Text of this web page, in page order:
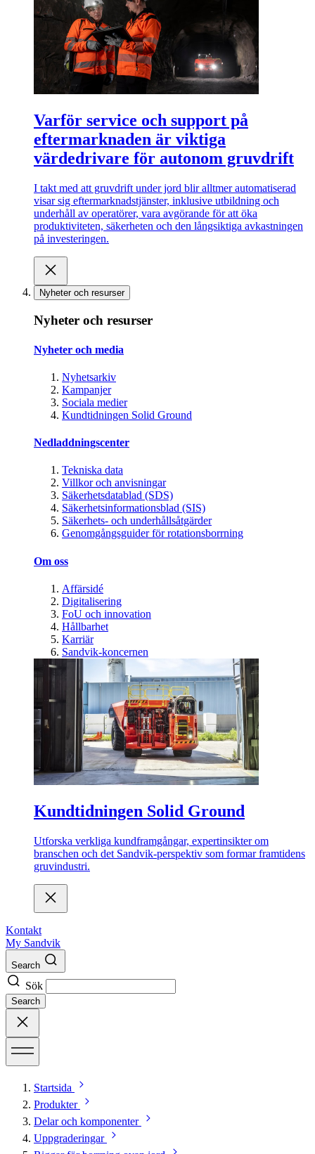
Varför service och support på
eftermarknaden är viktiga
värdedrivare för autonom gruvdrift
I takt med att gruvdrift under jord blir alltmer automatiserad
visar sig eftermarknadstjänster, inklusive utbildning och
underhåll av operatörer, vara avgörande för att öka
produktiviteten, säkerheten och den långsiktiga avkastningen
på investeringen.
Nyheter och resurser
Nyheter och resurser
Nyheter och media
Nyhetsarkiv
Kampanjer
Sociala medier
Kundtidningen Solid Ground
Nedladdningscenter
Tekniska data
Villkor och anvisningar
Säkerhetsdatablad (SDS)
Säkerhetsinformationsblad (SIS)
Säkerhets- och underhållsåtgärder
Genomgångsguider för rotationsborrning
Om oss
Affärsidé
Digitalisering
FoU och innovation
Hållbarhet
Karriär
Sandvik-koncernen
Kundtidningen Solid Ground
Utforska verkliga kundframgångar, expertinsikter om
branschen och det Sandvik-perspektiv som formar framtidens
gruvindustri.
Kontakt
My Sandvik
Search
Sök
Search
Startsida
Produkter
Delar och komponenter
Uppgraderingar